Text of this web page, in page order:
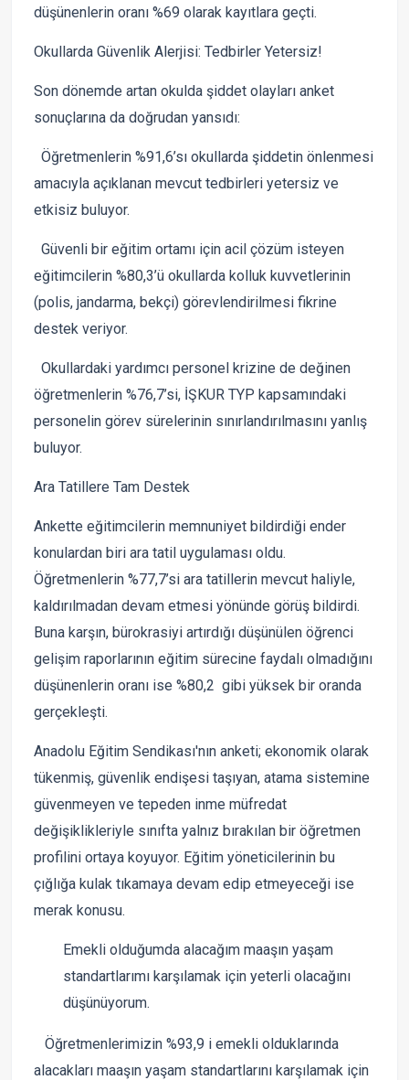
düşünenlerin oranı %69 olarak kayıtlara geçti.
Okullarda Güvenlik Alerjisi: Tedbirler Yetersiz!
Son dönemde artan okulda şiddet olayları anket
sonuçlarına da doğrudan yansıdı:
Öğretmenlerin %91,6’sı okullarda şiddetin önlenmesi
amacıyla açıklanan mevcut tedbirleri yetersiz ve
etkisiz buluyor.
Güvenli bir eğitim ortamı için acil çözüm isteyen
eğitimcilerin %80,3’ü okullarda kolluk kuvvetlerinin
(polis, jandarma, bekçi) görevlendirilmesi fikrine
destek veriyor.
Okullardaki yardımcı personel krizine de değinen
öğretmenlerin %76,7’si, İŞKUR TYP kapsamındaki
personelin görev sürelerinin sınırlandırılmasını yanlış
buluyor.
Ara Tatillere Tam Destek
Ankette eğitimcilerin memnuniyet bildirdiği ender
konulardan biri ara tatil uygulaması oldu.
Öğretmenlerin %77,7’si ara tatillerin mevcut haliyle,
kaldırılmadan devam etmesi yönünde görüş bildirdi.
Buna karşın, bürokrasiyi artırdığı düşünülen öğrenci
gelişim raporlarının eğitim sürecine faydalı olmadığını
düşünenlerin oranı ise %80,2 gibi yüksek bir oranda
gerçekleşti.
Anadolu Eğitim Sendikası'nın anketi; ekonomik olarak
tükenmiş, güvenlik endişesi taşıyan, atama sistemine
güvenmeyen ve tepeden inme müfredat
değişiklikleriyle sınıfta yalnız bırakılan bir öğretmen
profilini ortaya koyuyor. Eğitim yöneticilerinin bu
çığlığa kulak tıkamaya devam edip etmeyeceği ise
merak konusu.
Emekli olduğumda alacağım maaşın yaşam
standartlarımı karşılamak için yeterli olacağını
düşünüyorum.
Öğretmenlerimizin %93,9 i emekli olduklarında
alacakları maaşın yaşam standartlarını karşılamak için